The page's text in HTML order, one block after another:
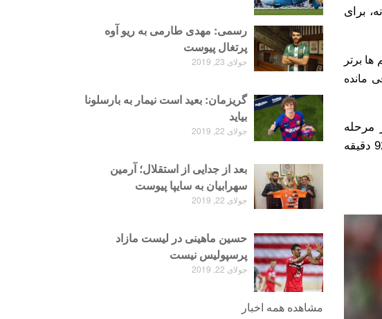
برای
ها برتر
مانده
دور نهایی از مرحله
مقدماتی جام جهانی در گروه A هنوز گلی دریافت نکرده (اگر مرحله قبل را هم در نظر بگیریم، 928 دقیقه
رسمی: مهدی طارمی به ریو آوه
پرتغال پیوست
جولای 23, 2019
گریزمان: بعید است نیمار به بارسلونا
بیاید
جولای 22, 2019
بعد از جدایی از استقلال؛ آرمین
سهرابیان به سایپا پیوست
جولای 22, 2019
حسین ماهینی در لیست مازاد
پرسپولیس نیست
جولای 22, 2019
مشاهده همه اخبار